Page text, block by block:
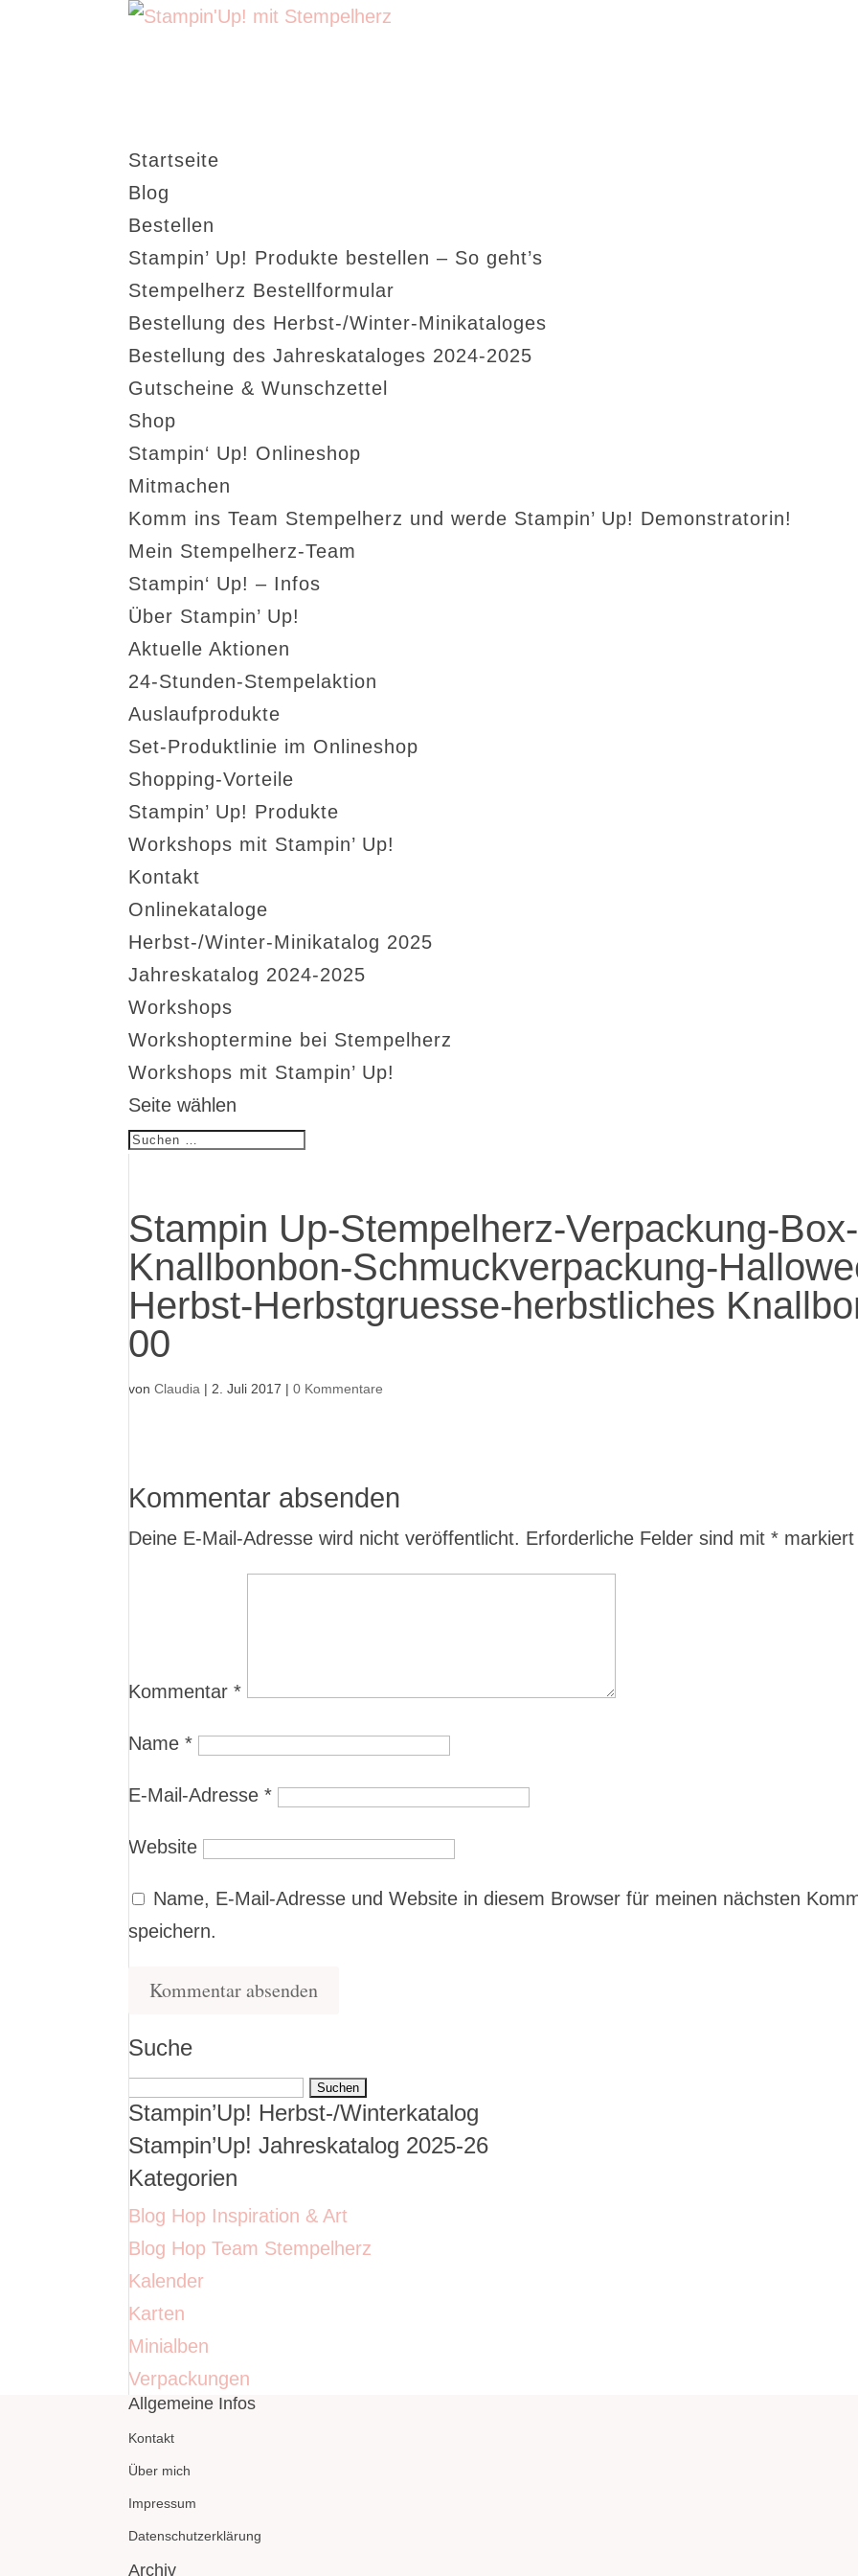
Startseite
Blog
Bestellen
Stampin’ Up! Produkte bestellen – So geht’s
Stempelherz Bestellformular
Bestellung des Herbst-/Winter-Minikataloges
Bestellung des Jahreskataloges 2024-2025
Gutscheine & Wunschzettel
Shop
Stampin‘ Up! Onlineshop
Mitmachen
Komm ins Team Stempelherz und werde Stampin’ Up! Demonstratorin!
Mein Stempelherz-Team
Stampin‘ Up! – Infos
Über Stampin’ Up!
Aktuelle Aktionen
24-Stunden-Stempelaktion
Auslaufprodukte
Set-Produktlinie im Onlineshop
Shopping-Vorteile
Stampin’ Up! Produkte
Workshops mit Stampin’ Up!
Kontakt
Onlinekataloge
Herbst-/Winter-Minikatalog 2025
Jahreskatalog 2024-2025
Workshops
Workshoptermine bei Stempelherz
Workshops mit Stampin’ Up!
Seite wählen
Stampin Up-Stempelherz-Verpackung-Box-
Knallbonbon-Schmuckverpackung-
Herbst-Herbstgruesse-herbstliches
00
vonClaudia | 2. Juli 2017 |0 Kommentare
Kommentar absenden
Deine E-Mail-Adresse wird nicht veröffentlicht. Erforderliche Felder sind mit* markiert
Kommentar*
Name*
E-Mail-Adresse*
Website
Name, E-Mail-Adresse und Website in diesem Browser für meinen nächsten
speichern.
Suche
Suchen
nach:
Stampin’Up! Herbst-/Winterkatalog
Stampin’Up! Jahreskatalog 2025-26
Kategorien
Blog Hop Inspiration & Art
Blog Hop Team Stempelherz
Kalender
Karten
Minialben
Verpackungen
Allgemeine Infos
Kontakt
Über mich
Impressum
Datenschutzerklärung
Archiv